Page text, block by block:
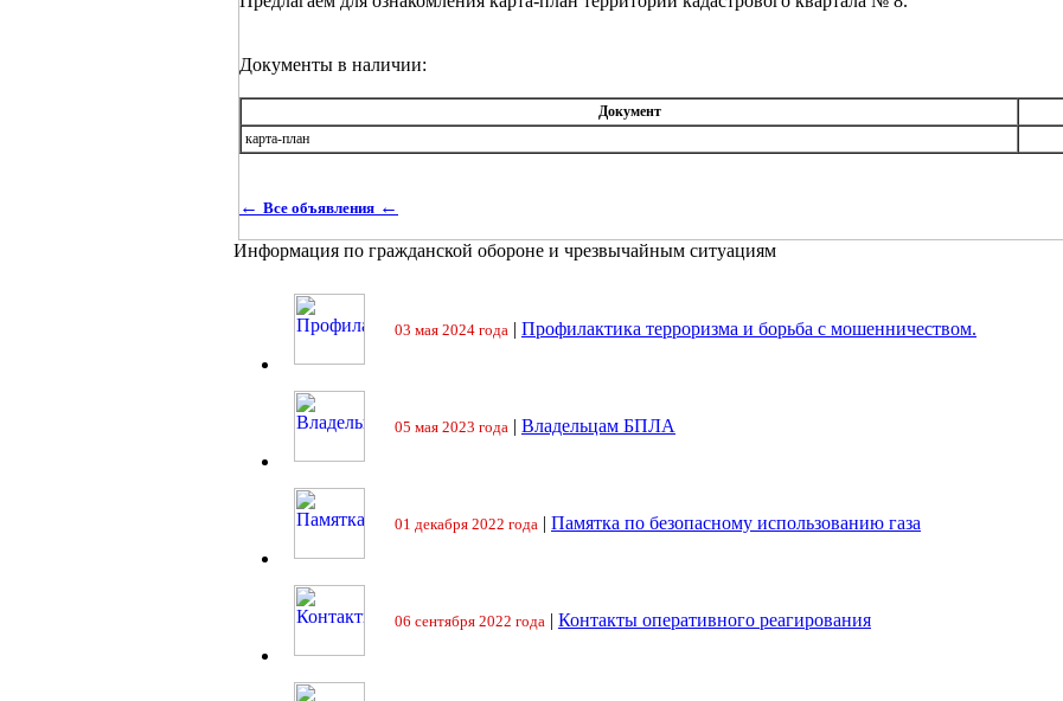
Документы в наличии:
Документ
карта-план
← Все объявления ←
Информация по гражданской обороне и чрезвычайным ситуациям
03 мая 2024 года | Профилактика терроризма и борьба с мошенничеством.
05 мая 2023 года | Владельцам БПЛА
01 декабря 2022 года | Памятка по безопасному использованию газа
06 сентября 2022 года | Контакты оперативного реагирования